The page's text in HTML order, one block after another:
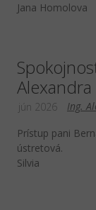
Jana Homolova
Alexandra
Ing.
jún 2026
Prístup pani
ústretová.
Silvia